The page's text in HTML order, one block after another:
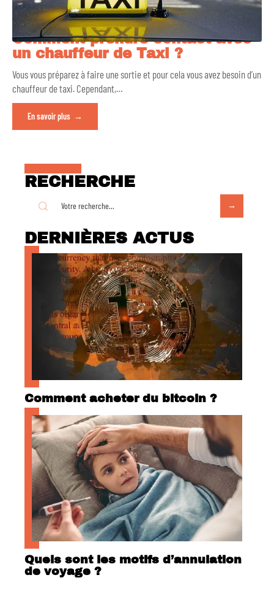
Comment prendre contact avec
un chauffeur de Taxi ?
Vous vous préparez à faire une sortie et pour cela vous avez besoin d’un
chauffeur de taxi. Cependant,…
En savoir plus
RECHERCHE
DERNIÈRES ACTUS
Comment acheter du bitcoin ?
Quels sont les motifs d’annulation
de voyage ?